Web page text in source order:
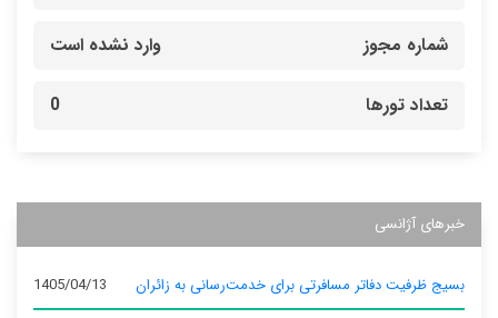
شماره مجوز وارد نشده است
تعداد تورها 0
خبرهای آژانسی
بسیج ظرفیت دفاتر مسافرتی برای خدمت‌رسانی به زائران 1405/04/13